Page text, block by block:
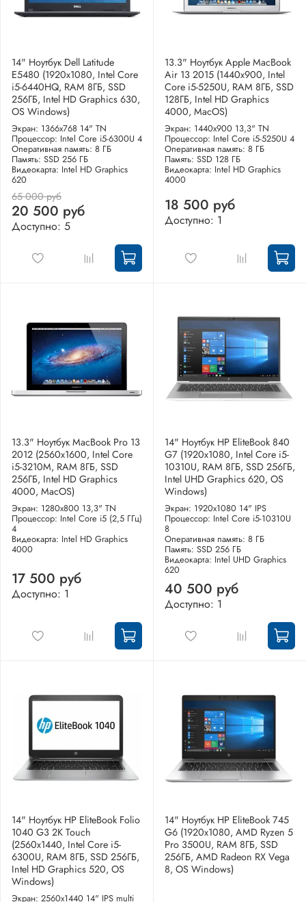
14" Ноутбук Dell Latitude
E5480 (1920х1080, Intel Core
i5-6440HQ, RAM 8ГБ, SSD
256ГБ, Intel HD Graphics 630,
OS Windows)
Экран: 1366x768 14" TN
Процессор: Intel Core i5-6300U 4
Оперативная память: 8 ГБ
Память: SSD 256 ГБ
Видеокарта: Intel HD Graphics
620
65 000 руб
20 500 руб
Доступно: 5
13.3" Ноутбук Apple MacBook
Air 13 2015 (1440x900, Intel
Core i5-5250U, RAM 8ГБ, SSD
128ГБ, Intel HD Graphics
4000, MacOS)
Экран: 1440x900 13,3" TN
Процессор: Intel Core i5-5250U 4
Оперативная память: 8 ГБ
Память: SSD 128 ГБ
Видеокарта: Intel HD Graphics
4000
18 500 руб
Доступно: 1
13.3" Ноутбук MacBook Pro 13
2012 (2560x1600, Intel Core
i5-3210M, RAM 8ГБ, SSD
256ГБ, Intel HD Graphics
4000, MacOS)
Экран: 1280x800 13,3" TN
Процессор: Intel Core i5 (2,5 ГГц)
4
Видеокарта: Intel HD Graphics
4000
17 500 руб
Доступно: 1
14" Ноутбук HP EliteBook 840
G7 (1920x1080, Intel Core i5-
10310U, RAM 8ГБ, SSD 256ГБ,
Intel UHD Graphics 620, OS
Windows)
Экран: 1920x1080 14" IPS
Процессор: Intel Core i5-10310U
8
Оперативная память: 8 ГБ
Память: SSD 256 ГБ
Видеокарта: Intel UHD Graphics
620
40 500 руб
Доступно: 1
14" Ноутбук HP EliteBook Folio
1040 G3 2K Touch
(2560x1440, Intel Core i5-
6300U, RAM 8ГБ, SSD 256ГБ,
Intel HD Graphics 520, OS
Windows)
Экран: 2560x1440 14" IPS multi
14" Ноутбук HP EliteBook 745
G6 (1920x1080, AMD Ryzen 5
Pro 3500U, RAM 8ГБ, SSD
256ГБ, AMD Radeon RX Vega
8, OS Windows)